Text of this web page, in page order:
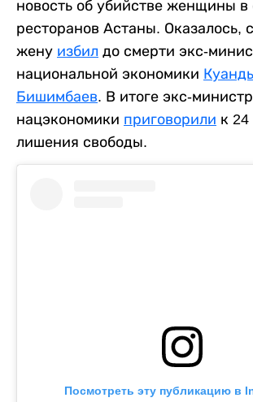
новость об убийстве женщины в
ресторанов Астаны. Оказалось,
жену избил до смерти экс-
национальной экономики
Бишимбаев. В итоге экс-
нацэкономики приговорили к 24
лишения свободы.
Посмотреть эту публикацию в